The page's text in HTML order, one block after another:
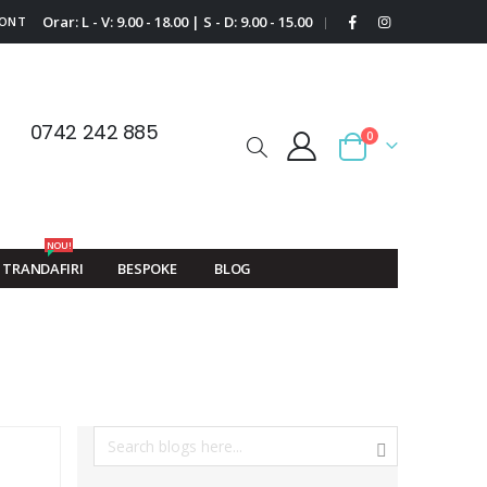
Orar: L - V: 9.00 - 18.00 | S - D: 9.00 - 15.00 |
0742 242 885
Cart
0
TRANDAFIRI
NOU!
BESPOKE BLOG